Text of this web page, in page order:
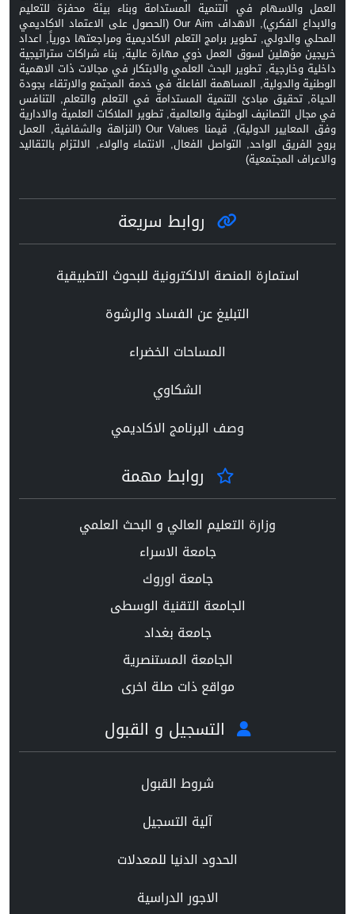
العمل والاسهام في التنمية المستدامة وبناء بيئة محفزة للتعليم
والابداع الفكري), الاهداف Our Aim (الحصول على الاعتماد الاكاديمي
المحلي والدولي, تطوير برامج التعلم الاكاديمية ومراجعتها دورياً, اعداد
خريجين مؤهلين لسوق العمل ذوي مهارة عالية, بناء شراكات ستراتيجية
داخلية وخارجية, تطوير البحث العلمي والابتكار في مجالات ذات الاهمية
الوطنية والدولية, المساهمة الفاعلة في خدمة المجتمع والارتقاء بجودة
الحياة, تحقيق مبادئ التنمية المستدامة في التعلم والتعلم, التنافس
في مجال التصانيف الوطنية والعالمية, تطوير الملاكات العلمية والادارية
وفق المعايير الدولية), قيمنا Our Values (النزاهة والشفافية, العمل
بروح الفريق الواحد, التواصل الفعال, الانتماء والولاء, الالتزام بالتقاليد
والاعراف المجتمعية)
روابط سريعة
استمارة المنصة الالكترونية للبحوث التطبيقية
التبليغ عن الفساد والرشوة
المساحات الخضراء
الشكاوي
وصف البرنامج الاكاديمي
روابط مهمة
وزارة التعليم العالي و البحث العلمي
جامعة الاسراء
جامعة اوروك
الجامعة التقنية الوسطى
جامعة بغداد
الجامعة المستنصرية
مواقع ذات صلة اخرى
التسجيل و القبول
شروط القبول
آلية التسجيل
الحدود الدنيا للمعدلات
الاجور الدراسية